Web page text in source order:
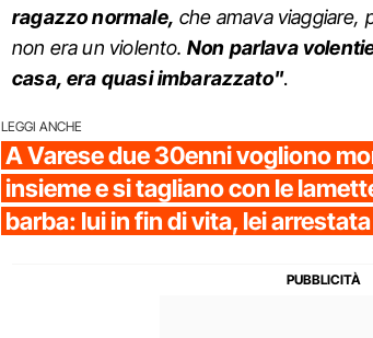
ragazzo normale, che amava viaggiare,
non era un violento. Non parlava
casa, era quasi imbarazzato".
LEGGI ANCHE
A Varese due 30enni vogliono
insieme e si tagliano con le
barba: lui in fin di vita, lei arrestata